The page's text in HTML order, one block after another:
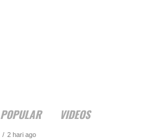
POPULAR VIDEOS
2 hari ago